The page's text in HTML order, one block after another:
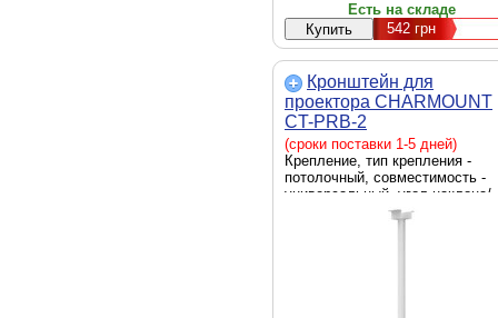
Есть на складе
542грн
Кронштейн для
проектора CHARMOUNT
CT-PRB-2
(сроки поставки 1-5 дней)
Крепление, тип крепления -
потолочный, совместимость -
универсальный, угол наклона/
поворота - -15° - +15°,
максимальная нагрузка - 10 кг,